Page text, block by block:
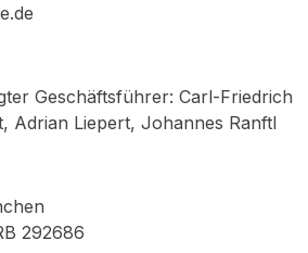
Geschäftsführer: Carl-Friedrich
Adrian Liepert, Johannes Ranftl
292686